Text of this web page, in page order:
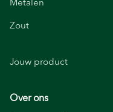
Metalen
Zout
Jouw product
Over ons